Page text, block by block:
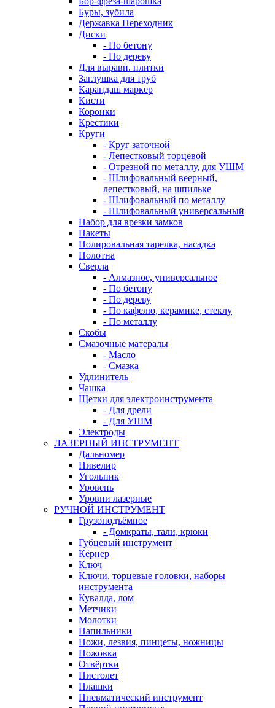
Буры, зубила
Державка Переходник
Диски
- По бетону
- По дереву
Для выравн. плитки
Заглушка для труб
Карандаш маркер
Кисти
Коронки
Крестики
Круги
- Круг заточной
- Лепестковый торцевой
- Отрезной по металлу, для УШМ
- Шлифовальный веерный,
лепестковый, на шпильке
- Шлифовальный по металлу
- Шлифовальный универсальный
Набор для врезки замков
Пакеты
Полировальная тарелка, насадка
Полотна
Сверла
- Алмазное, универсальное
- По бетону
- По дереву
- По кафелю, керамике, стеклу
- По металлу
Скобы
Смазочные матералы
- Масло
- Смазка
Удлинитель
Чашка
Щетки для электроинструмента
- Для дрели
- Для УШМ
Электроды
ЛАЗЕРНЫЙ ИНСТРУМЕНТ
Дальномер
Нивелир
Угольник
Уровень
Уровни лазерные
РУЧНОЙ ИНСТРУМЕНТ
Грузоподъёмное
- Домкраты, тали, крюки
Губцевый инструмент
Кёрнер
Ключ
Ключи, торцевые головки, наборы
инструмента
Кувалда, лом
Метчики
Молотки
Напильники
Ножи, лезвия, пинцеты, ножницы
Ножовка
Отвёртки
Пистолет
Плашки
Пневматический инструмент